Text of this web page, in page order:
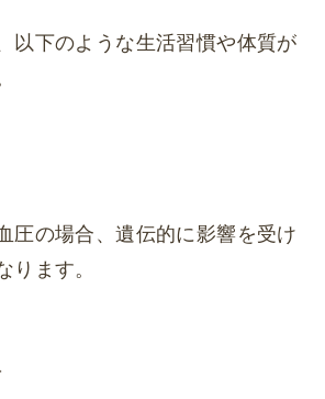
以下のような生活習慣や体質が
圧の場合、遺伝的に影響を受け
ります。